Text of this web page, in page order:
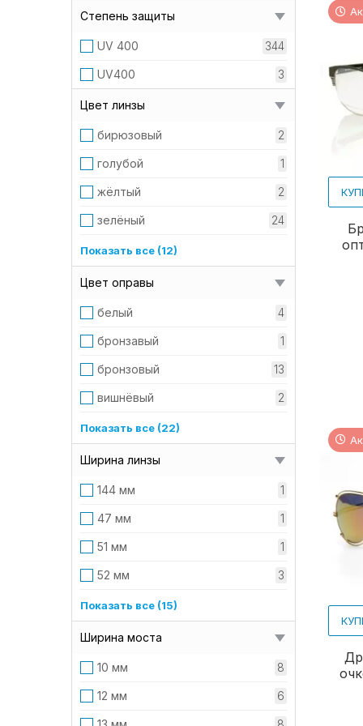
1
150 мм 50
151 мм 1
Степень защиты
UV 400 344
UV400 3
Цвет линзы
бирюзовый 2
голубой 1
жёлтый 2
зелёный 24
зеркальный
73
оранжевый 2
прозрачный 1
розовый 2
ртутный 12
серый 20
Показать все (12)
Цвет оправы
белый 4
бронзавый 1
бронзовый 13
вишнёвый 2
желтый
1
золотой 55
коричневый 22
красный 6
леопардовый 3
молочный 1
Показать все (22)
Ширина линзы
144 мм 1
47 мм 1
51 мм 1
52 мм 3
53 мм
4
55 мм 29
56 мм 15
57 мм 25
Показать все (15)
Ширина моста
10 мм 8
12 мм 6